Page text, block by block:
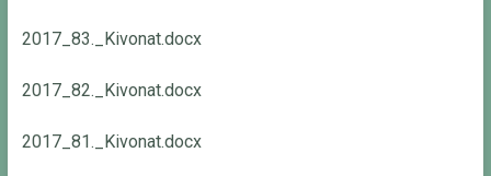
2017_83._Kivonat.docx
2017_82._Kivonat.docx
2017_81._Kivonat.docx